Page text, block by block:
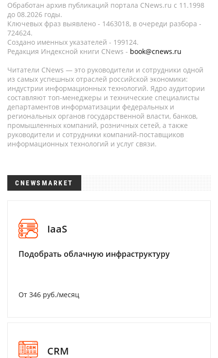
Обработан архив публикаций портала CNews.ru c 11.1998
до 08.2026 годы.
Ключевых фраз выявлено - 1463018, в очереди разбора -
724624.
Создано именных указателей - 199124.
Редакция Индексной книги CNews - book@cnews.ru
Читатели CNews — это руководители и сотрудники одной
из самых успешных отраслей российской экономики:
индустрии информационных технологий. Ядро аудитории
составляют топ-менеджеры и технические специалисты
департаментов информатизации федеральных и
региональных органов государственной власти, банков,
промышленных компаний, розничных сетей, а также
руководители и сотрудники компаний-поставщиков
информационных технологий и услуг связи.
CNEWSMARKET
IaaS
Подобрать облачную инфраструктуру
От 346 руб./месяц
CRM